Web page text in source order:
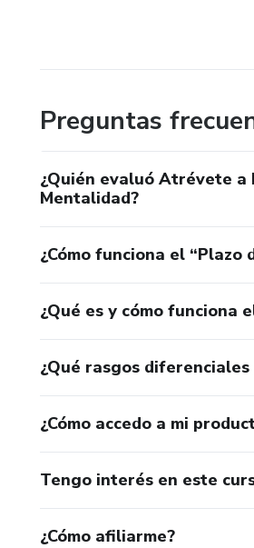
Preguntas
¿Quién evaluó Atrévete
Mentalidad?
¿Cómo funciona el “Plazo
¿Qué es y cómo funciona
¿Qué rasgos
¿Cómo accedo a mi
Tengo interés en este
¿Cómo afiliarme?